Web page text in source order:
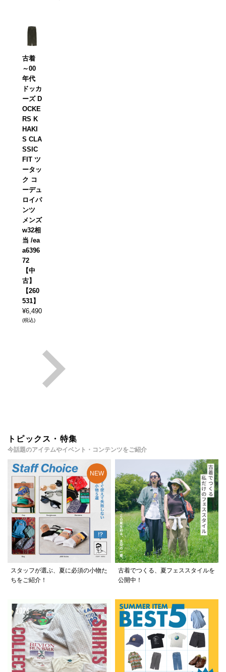
古着
～00
年代
ドッカ
ーズ D
OCKE
RS K
HAKI
S CLA
SSIC
FIT ツ
ータッ
ク コ
ーデュ
ロイパ
ンツ
メンズ
w32相
当 /ea
a6396
72
【中
古】
【260
531】
¥6,490
(税込)
トピックス・特集
今話題のアイテムやイベント・コンテンツをご紹介
スタッフが選ぶ、夏に必須の小物た
ちをご紹介！
古着でつくる、夏フェススタイルを
公開中！